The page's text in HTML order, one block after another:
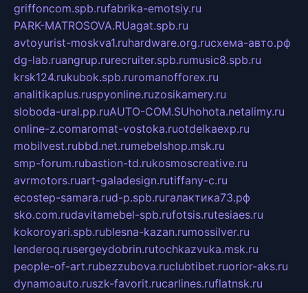
griffoncom.spb.rufabrika-emotsiy.ru
PARK-MATROSOVA.RUagat.spb.ru
avtoyurist-moskva1.ruhardware.org.ruсхема-авто.рф
dg-lab.ruangrup.rurecruiter.spb.rumusic8.spb.ru
krsk124.rukubok.spb.ruromanofforex.ru
analitikaplus.ruspyonline.ruzosikamery.ru
sloboda-ural.pp.ruAUTO-COM.SUhohota.netalimy.ru
online-z.comaromat-vostoka.ruotdelkaexp.ru
mobilvest.rubbd.net.rumebelshop.msk.ru
smp-forum.rubastion-td.rukosmoscreative.ru
avrmotors.ruart-galadesign.rutiffany-c.ru
ecostep-samara.rud-p.spb.ruгалактика73.рф
sko.com.rudavitamebel-spb.rufotsis.rutesiaes.ru
kokoroyari.spb.rublesna-kazan.rumossilver.ru
lenderoq.rusergeydobrin.rutochkazvuka.msk.ru
people-of-art.rubezzubova.ruclubtibet.ruorior-aks.ru
dynamoauto.ruszk-favorit.rucarlines.ruflatnsk.ru